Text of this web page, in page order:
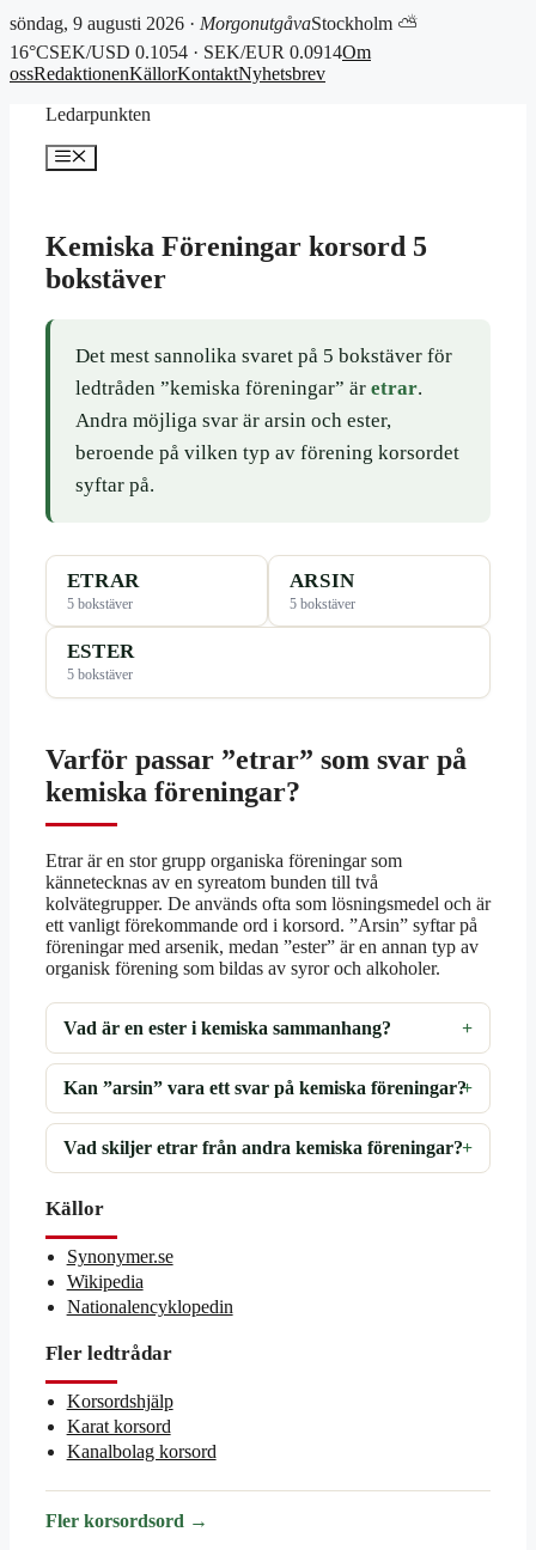
söndag, 9 augusti 2026 · MorgonutgåvaStockholm ⛅
16°CSEK/USD 0.1054 · SEK/EUR 0.0914Om
ossRedaktionenKällorKontaktNyhetsbrev
Ledarpunkten
Meny
Kemiska Föreningar korsord 5
bokstäver
Det mest sannolika svaret på 5 bokstäver för
ledtråden ”kemiska föreningar” är etrar.
Andra möjliga svar är arsin och ester,
beroende på vilken typ av förening korsordet
syftar på.
ETRAR
5 bokstäver
ARSIN
5 bokstäver
ESTER
5 bokstäver
Varför passar ”etrar” som svar på
kemiska föreningar?
Etrar är en stor grupp organiska föreningar som
kännetecknas av en syreatom bunden till två
kolvätegrupper. De används ofta som lösningsmedel och är
ett vanligt förekommande ord i korsord. ”Arsin” syftar på
föreningar med arsenik, medan ”ester” är en annan typ av
organisk förening som bildas av syror och alkoholer.
Vad är en ester i kemiska sammanhang?
Kan ”arsin” vara ett svar på kemiska föreningar?
Vad skiljer etrar från andra kemiska föreningar?
Källor
Synonymer.se
Wikipedia
Nationalencyklopedin
Fler ledtrådar
Korsordshjälp
Karat korsord
Kanalbolag korsord
Fler korsordsord →